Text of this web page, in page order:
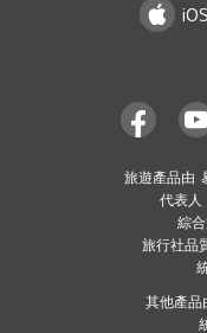
iOS
旅遊產品由
代表
綜
旅行社品
其他產